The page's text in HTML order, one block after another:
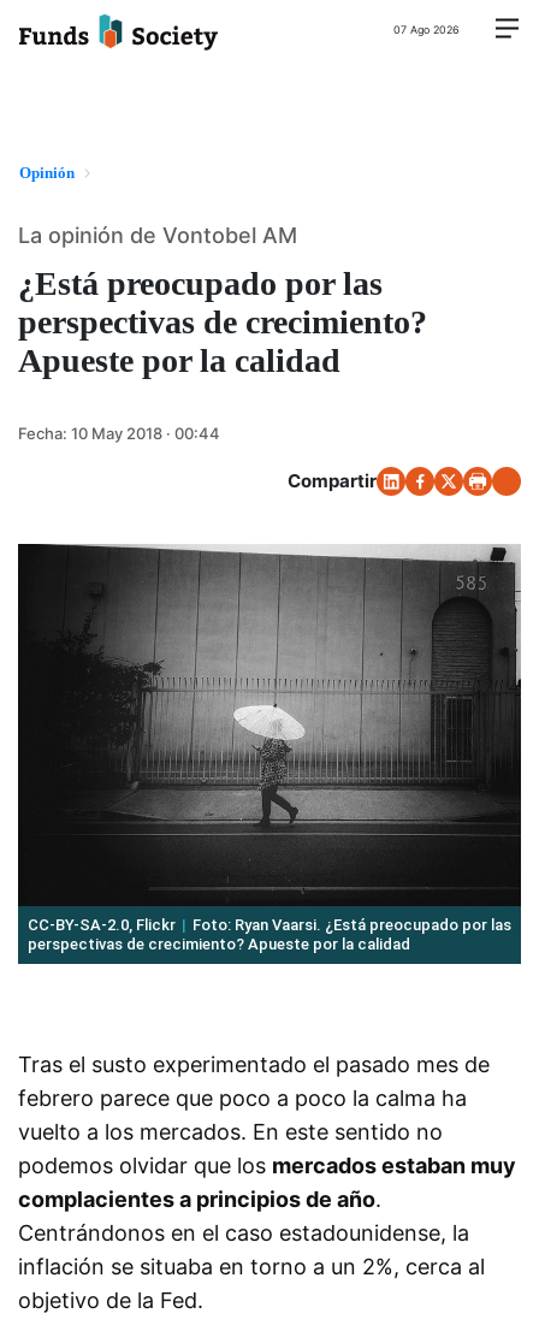
07 Ago 2026
Opinión
¿Está preocupado por las
perspectivas de crecimiento?
Apueste por la calidad
La opinión de Vontobel AM
Fecha: 10 May 2018 · 00:44
Compartir
CC-BY-SA-2.0, Flickr
Foto: Ryan Vaarsi. ¿Está preocupado por las
perspectivas de crecimiento? Apueste por la calidad
Tras el susto experimentado el pasado mes de
febrero parece que poco a poco la calma ha
vuelto a los mercados. En este sentido no
podemos olvidar que los mercados estaban muy
complacientes a principios de año.
Centrándonos en el caso estadounidense, la
inflación se situaba en torno a un 2%, cerca al
objetivo de la Fed.